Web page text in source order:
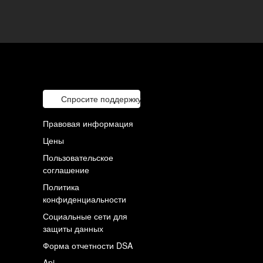
Спросите поддержку
Правовая информация
Цены
Пользовательское
соглашение
Политика
конфиденциальности
Социальные сети для
защиты данных
Форма отчетности DSA